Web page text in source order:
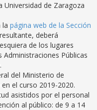
Universidad de Zaragoza
la página web de la Sección
deberá
de los lugares
Públicas
del Ministerio de
el curso 2019-2020.
asistidos por el personal
al público: de 9 a 14